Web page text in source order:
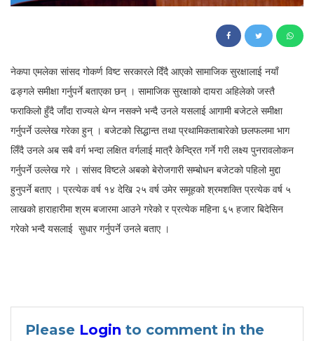
नेकपा एमलेका सांसद गोकर्ण विष्ट सरकारले दिँदै आएको सामाजिक सुरक्षालाई नयाँ
ढङ्गले समीक्षा गर्नुपर्ने बताएका छन् । सामाजिक सुरक्षाको दायरा अहिलेको जस्तै
फराकिलो हुँदै जाँदा राज्यले थेग्न नसक्ने भन्दै उनले यसलाई आगामी बजेटले समीक्षा
गर्नुपर्ने उल्लेख गरेका हुन् । बजेटको सिद्धान्त तथा प्रथामिकताबारेको छलफलमा भाग
लिँदै उनले अब सबै वर्ग भन्दा लक्षित वर्गलाई मात्रै केन्द्रित गर्ने गरी लक्ष्य पुनरावलोकन
गर्नुपर्ने उल्लेख गरे । सांसद विष्टले अबको बेरोजगारी सम्बोधन बजेटको पहिलो मुद्दा
हुनुपर्ने बताए । प्रत्येक वर्ष १४ देखि २५ वर्ष उमेर समूहको श्रमशक्ति प्रत्येक वर्ष ५
लाखको हाराहारीमा श्रम बजारमा आउने गरेको र प्रत्येक महिना ६५ हजार बिदेसिन
गरेको भन्दै यसलाई सुधार गर्नुपर्ने उनले बताए ।
Please Login to comment in the